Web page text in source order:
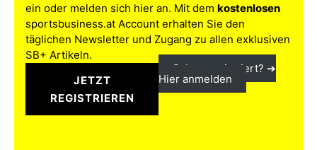
ein oder melden sich hier an. Mit dem kostenlosen
sportsbusiness.at Account erhalten Sie den
täglichen Newsletter und Zugang zu allen exklusiven
SB+ Artikeln.
JETZT
REGISTRIEREN
Schon registriert? ➔
Hier anmelden